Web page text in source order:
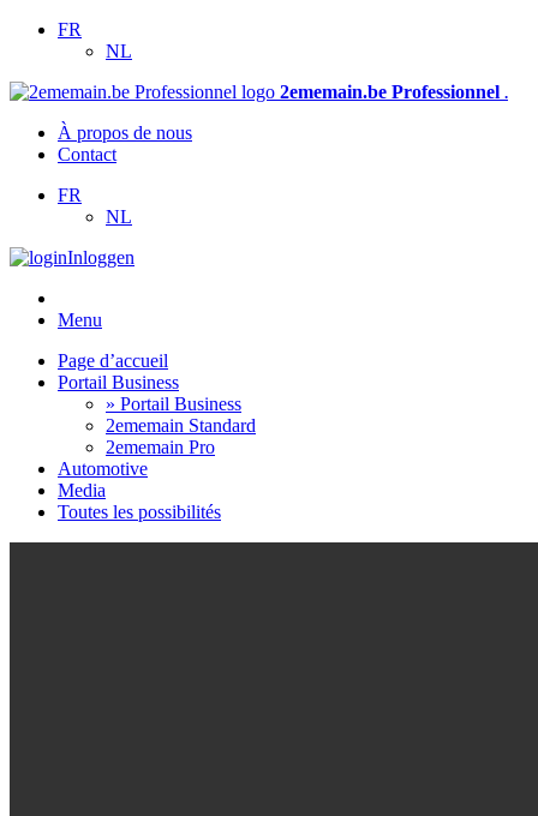
FR
NL
2ememain.be Professionnel .
À propos de nous
Contact
FR
NL
Inloggen
Menu
Page d’accueil
Portail Business
» Portail Business
2ememain Standard
2ememain Pro
Automotive
Media
Toutes les possibilités